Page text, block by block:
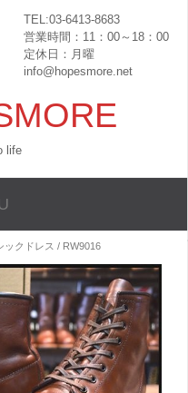
TEL:03-6413-8683
営業時間：11：00～18：00
定休日：月曜
info@hopesmore.net
life
ックドレス / RW9016